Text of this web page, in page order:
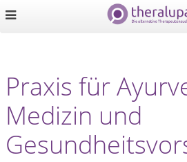
Praxis für
Medizin und